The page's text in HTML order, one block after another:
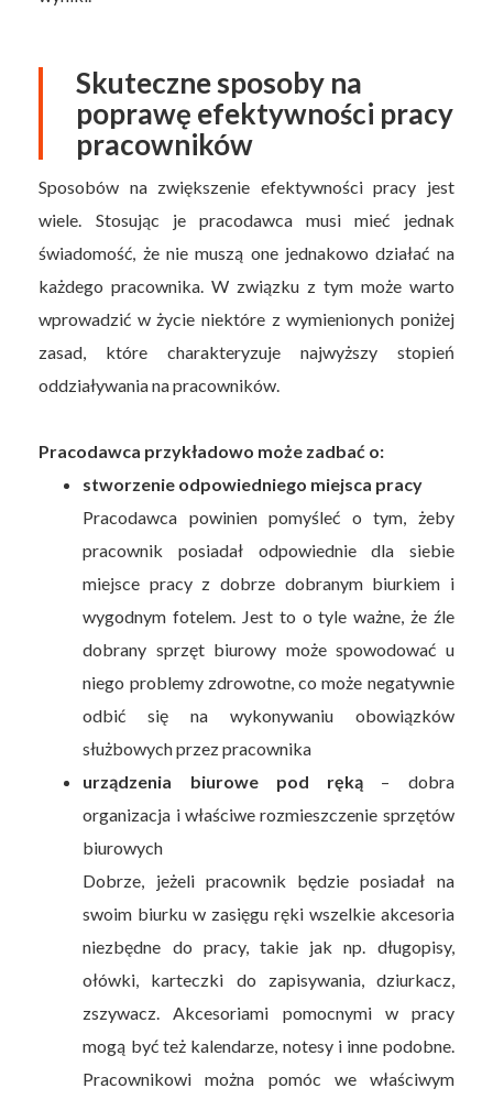
Skuteczne sposoby na
poprawę efektywności pracy
pracowników
Sposobów na zwiększenie efektywności pracy jest
wiele. Stosując je pracodawca musi mieć jednak
świadomość, że nie muszą one jednakowo działać na
każdego pracownika. W związku z tym może warto
wprowadzić w życie niektóre z wymienionych poniżej
zasad, które charakteryzuje najwyższy stopień
oddziaływania na pracowników.
Pracodawca przykładowo może zadbać o:
stworzenie odpowiedniego miejsca pracy
Pracodawca powinien pomyśleć o tym, żeby
pracownik posiadał odpowiednie dla siebie
miejsce pracy z dobrze dobranym biurkiem i
wygodnym fotelem. Jest to o tyle ważne, że źle
dobrany sprzęt biurowy może spowodować u
niego problemy zdrowotne, co może negatywnie
odbić się na wykonywaniu obowiązków
służbowych przez pracownika
urządzenia biurowe pod ręką – dobra
organizacja i właściwe rozmieszczenie sprzętów
biurowych
Dobrze, jeżeli pracownik będzie posiadał na
swoim biurku w zasięgu ręki wszelkie akcesoria
niezbędne do pracy, takie jak np. długopisy,
ołówki, karteczki do zapisywania, dziurkacz,
zszywacz. Akcesoriami pomocnymi w pracy
mogą być też kalendarze, notesy i inne podobne.
Pracownikowi można pomóc we właściwym